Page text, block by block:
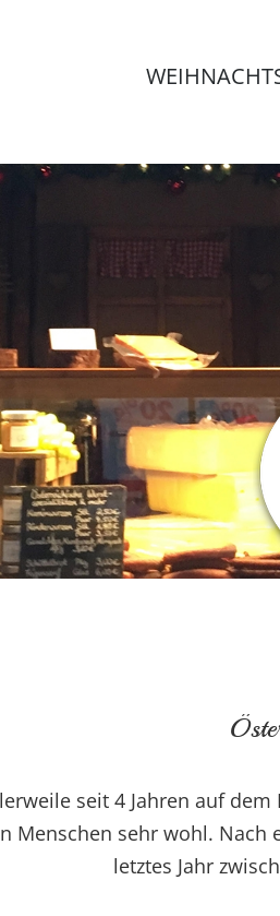
seit 4 Jahren auf
Menschen sehr wohl. Nach
letztes Jahr